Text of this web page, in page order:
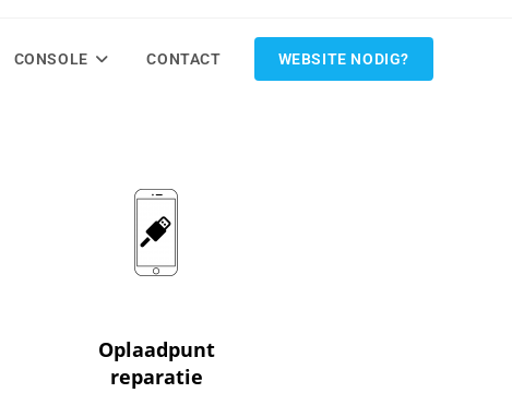
CONSOLE CONTACT WEBSITE NODIG?
Oplaadpunt
reparatie